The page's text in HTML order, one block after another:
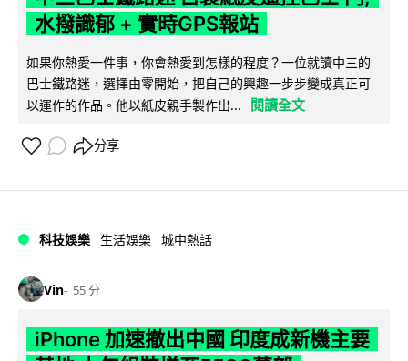
水撥識郁 + 實時GPS報站
如果你熱愛一件事，你會熱愛到怎樣的程度？一位就讀中三的
巴士鐵路迷，選擇由零開始，把自己的興趣一步步變成真正可
以運作的作品。他以紙皮親手製作出...
閱讀全文
分享
科技娛樂 生活娛樂 城中熱話
Vin 55 分
iPhone 加速撤出中國 印度成新機主要